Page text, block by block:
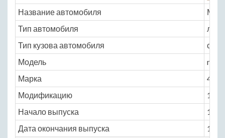
Название автомобиля
Тип автомобиля
Тип кузова автомобиля
Модель
Марка
410
Модификацию
1.2
Начало выпуска
1957
Дата окончания выпуска
1961